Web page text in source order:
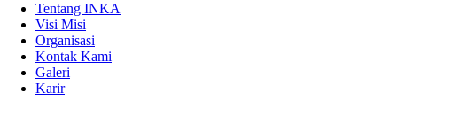
Tentang INKA
Visi Misi
Organisasi
Kontak Kami
Galeri
Karir